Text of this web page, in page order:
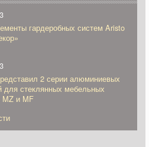
гардеробных систем Aristo
2 серии алюминиевых
для стеклянных мебельных
и MF